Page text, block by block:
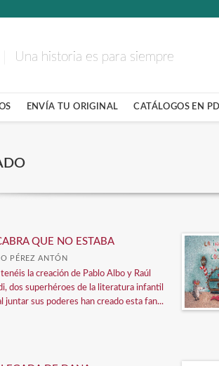
Una historia es para siempre
ENVÍA TU ORIGINAL CATÁLOGOS EN
QUE NO ESTABA
PÉREZ ANTÓN
la creación de Pablo Albo y Raúl
dos superhéroes de la literatura infantil
juntar sus poderes han creado esta fan...